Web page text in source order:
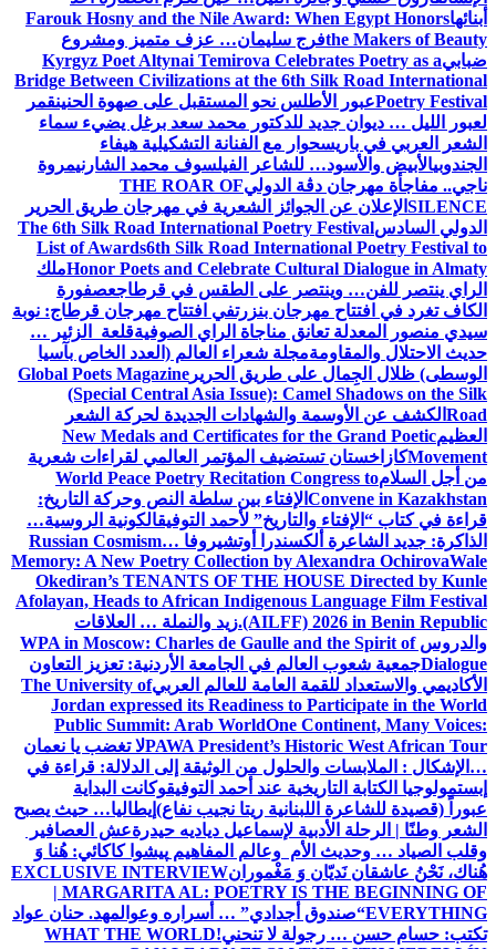
أبنائهاFarouk Hosny and the Nile Award: When Egypt Honors
the Makers of Beautyفرج سليمان… عزف متميز ومشروع
ضبابيKyrgyz Poet Altynai Temirova Celebrates Poetry as a
Bridge Between Civilizations at the 6th Silk Road International
Poetry Festivalعبور الأطلس نحو المستقبل على صهوة الحنينقمر
لعبور الليل … ديوان جديد للدكتور محمد سعد برغل يضيء سماء
الشعر العربي في باريسحوار مع الفنانة التشكيلية هيفاء
الجندوبيالأبيض والأسود… للشاعر الفيلسوف محمد الشارنيمروة
ناجي.. مفاجأة مهرجان دڨة الدوليTHE ROAR OF
SILENCE الإعلان عن الجوائز الشعرية في مهرجان طريق الحرير
الدولي السادسThe 6th Silk Road International Poetry Festival
List of Awards6th Silk Road International Poetry Festival to
Honor Poets and Celebrate Cultural Dialogue in Almatyملك
الراي ينتصر للفن… وينتصر على الطقس في قرطاجعصفورة
الكاف تغرد في افتتاح مهرجان بنزرتفي افتتاح مهرجان قرطاج: نوبة
سيدي منصور المعدلة تعانق مناجاة الراي الصوفيةقلعة الزئير …
حديث الاحتلال والمقاومةمجلة شعراء العالم (العدد الخاص بآسيا
الوسطى) ظلال الجِمال على طريق الحرير Global Poets Magazine
(Special Central Asia Issue): Camel Shadows on the Silk
Road الكشف عن الأوسمة والشهادات الجديدة لحركة الشعر
العظيمNew Medals and Certificates for the Grand Poetic
Movementكازاخستان تستضيف المؤتمر العالمي لقراءات شعرية
من أجل السلامWorld Peace Poetry Recitation Congress to
Convene in Kazakhstan الإفتاء بين سلطة النص وحركة التاريخ:
قراءة في كتاب “الإفتاء والتاريخ” لأحمد التوفيقالكونية الروسية…
الذاكرة: جديد الشاعرة ألكسندرا أوتشيروفا Russian Cosmism…
Memory: A New Poetry Collection by Alexandra OchirovaWale
Okediran’s TENANTS OF THE HOUSE Directed by Kunle
Afolayan, Heads to African Indigenous Language Film Festival
(AILFF) 2026 in Benin Republic. زيد والنملة … العلاقات
والدروسWPA in Moscow: Charles de Gaulle and the Spirit of
Dialogueجمعية شعوب العالم في الجامعة الأردنية: تعزيز التعاون
الأكاديمي والاستعداد للقمة العامة للعالم العربيThe University of
Jordan expressed its Readiness to Participate in the World
Public Summit: Arab WorldOne Continent, Many Voices:
PAWA President’s Historic West African Tourلا تغضب يا نعمان
…الإشكال : الملابسات والحلول من الوثيقة إلى الدلالة: قراءة في
إبستمولوجيا الكتابة التاريخية عند أحمد التوفيقوكانت البداية
عبوراً (قصيدة للشاعرة اللبنانية ريتا نجيب نفاع) إيطاليا… حيث يصبح
الشعر وطنًا | الرحلة الأدبية لإسماعيل دياديه حيدرةعش العصافير
وقلب الصياد … وحديث الأم وعالم المفاهيم پیشوا کاکائي: هُنا وَ
هُناك، نَحْنُ عاشقان نَديّان وَ مَغْمورانEXCLUSIVE INTERVIEW
| MARGARITA AL: POETRY IS THE BEGINNING OF
EVERYTHING“صندوق أجدادي” … أسراره وعوالمهد. حنان عواد
تكتب: حسام حسن … رجولة لا تنحني!WHAT THE WORLD